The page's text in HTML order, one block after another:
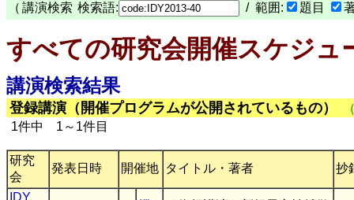
（ 講演検索 検索語: / 範囲: 題目
すべての研究会開催スケジュ
講演検索結果
登録講演（開催プログラムが公開されているもの）
1件中 1～1件目
研究
会
発表日時 開催地 タイトル・著者 抄
IDY,